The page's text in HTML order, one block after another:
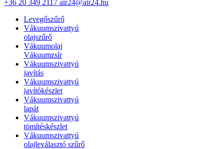
+36 20 349 2117 air24@air24.hu
Levegőszűrő
Vákuumszivattyú
olajszűrő
Vákuumolaj
Vákuumzsír
Vákuumszivattyú
javítás
Vákuumszivattyú
javítókészlet
Vákuumszivattyú
lapát
Vákuumszivattyú
tömítéskészlet
Vákuumszivattyú
olajleválasztó szűrő